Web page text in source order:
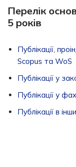
Перелік
5 років
Публікації,
Scopus та WoS
Публікації у
Публікації у
Публікації в